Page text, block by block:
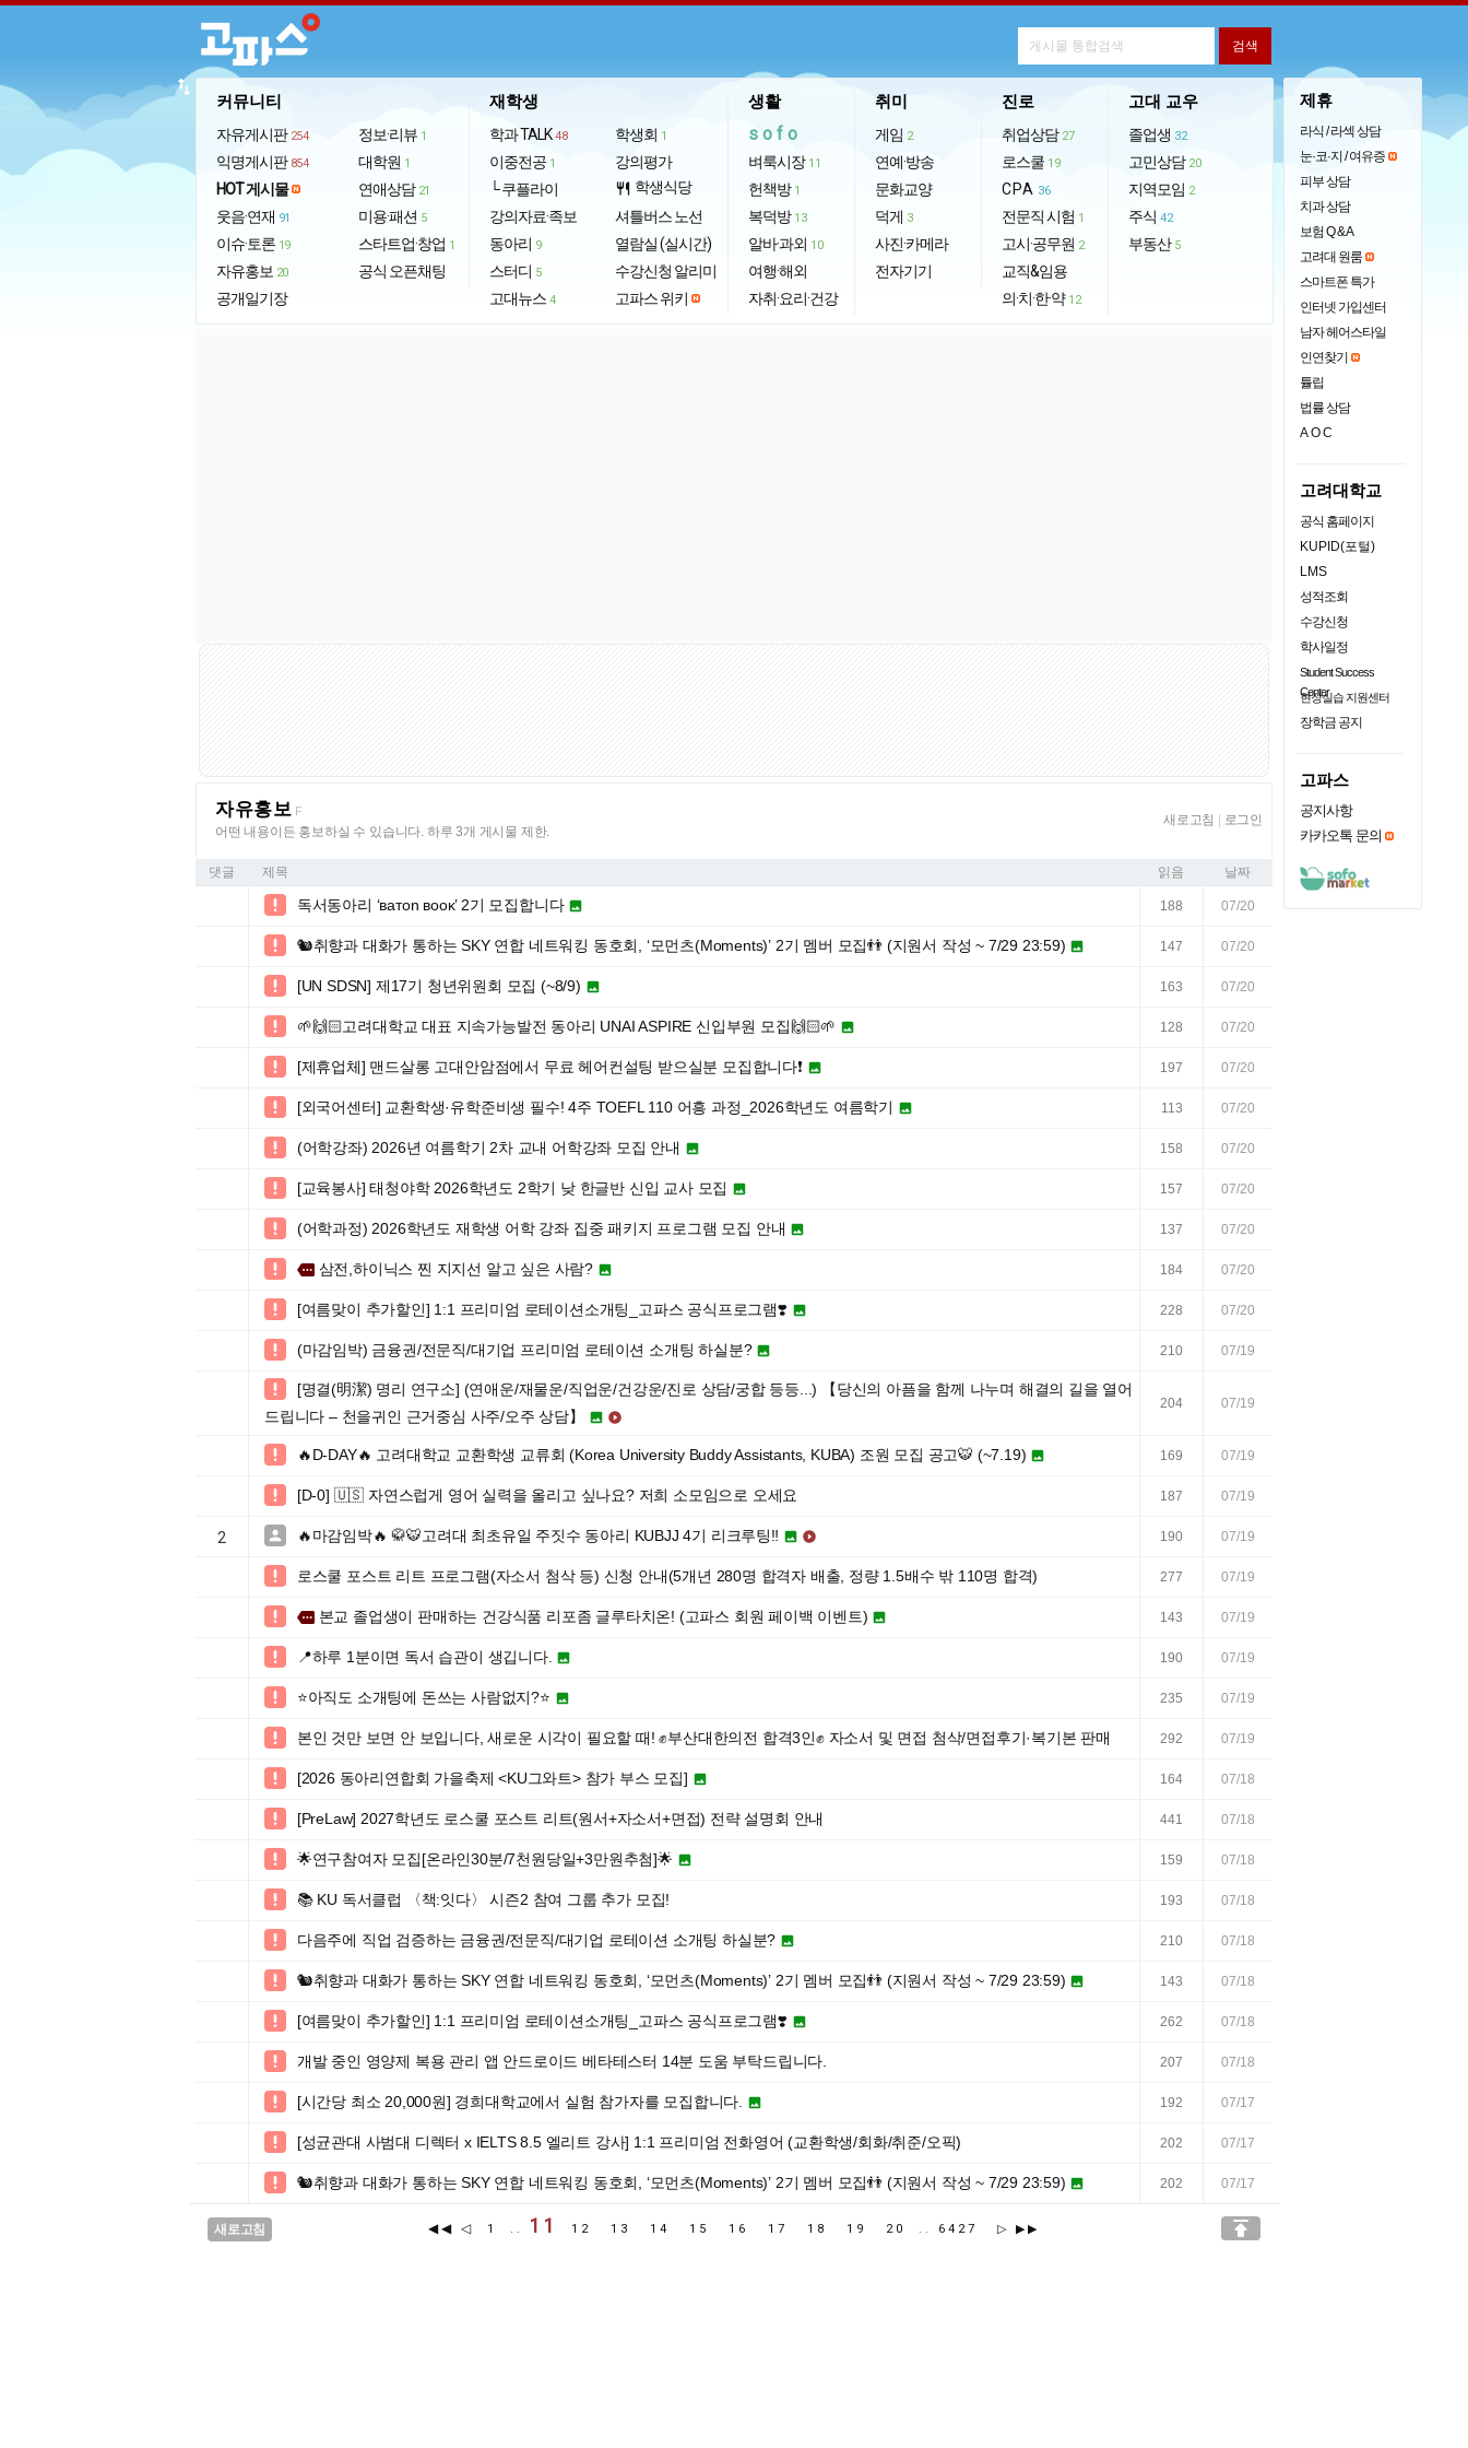
커뮤니티
자유게시판 254
익명게시판 854
HOT 게시물
웃음·연재 91
이슈·토론 19
자유홍보 20
공개일기장
정보·리뷰 1
대학원 1
연애상담 21
미용·패션 5
스타트업·창업 1
공식 오픈채팅
재학생
학과 TALK 48
이중전공 1
└ 쿠플라이
강의자료·족보
동아리 9
스터디 5
고대뉴스 4
학생회 1
강의평가
restaurant 학생식당
셔틀버스 노선
열람실 (실시간)
수강신청 알리미
고파스 위키
생활
sofo
벼룩시장 11
헌책방 1
복덕방 13
알바·과외 10
여행·해외
자취·요리·건강
취미
게임 2
연예·방송
문화교양
덕게 3
사진·카메라
전자기기
진로
취업상담 27
로스쿨 19
CPA 36
전문직 시험 1
고시·공무원 2
교직&임용
의·치·한·약 12
고대 교우
졸업생 32
고민상담 20
지역모임 2
주식 42
부동산 5
import_export
자유홍보 F
어떤 내용이든 홍보하실 수 있습니다. 하루 3개 게시물 제한.
새로고침 로그인
댓글 제목 읽음 날짜
 독서동아리 ‘вaтon вooĸ’ 2기 모집합니다  188 07/20
 🐿️취향과 대화가 통하는 SKY 연합 네트워킹 동호회, ‘모먼츠(Moments)’ 2기 멤버 모집👬 (지원서 작성 ~ 7/29 23:59)  147 07/20
 [UN SDSN] 제17기 청년위원회 모집 (~8/9)  163 07/20
 🌱🙌🏻고려대학교 대표 지속가능발전 동아리 UNAI ASPIRE 신입부원 모집🙌🏻🌱  128 07/20
 [제휴업체] 맨드살롱 고대안암점에서 무료 헤어컨설팅 받으실분 모집합니다❗️  197 07/20
 [외국어센터] 교환학생·유학준비생 필수! 4주 TOEFL 110 어흥 과정_2026학년도 여름학기  113 07/20
 (어학강좌) 2026년 여름학기 2차 교내 어학강좌 모집 안내  158 07/20
 [교육봉사] 태청야학 2026학년도 2학기 낮 한글반 신입 교사 모집  157 07/20
 (어학과정) 2026학년도 재학생 어학 강좌 집중 패키지 프로그램 모집 안내  137 07/20
 more 삼전,하이닉스 찐 지지선 알고 싶은 사람?  184 07/20
 [여름맞이 추가할인] 1:1 프리미엄 로테이션소개팅_고파스 공식프로그램❣️  228 07/20
 (마감임박) 금융권/전문직/대기업 프리미엄 로테이션 소개팅 하실분?  210 07/19

[명결(明潔) 명리 연구소] (연애운/재물운/직업운/건강운/진로 상담/궁합 등등...) 【당신의 아픔을 함께 나누며 해결의 길을 열어
드립니다 – 천을귀인 근거중심 사주/오주 상담】
 
204 07/19
 🔥D-DAY🔥 고려대학교 교환학생 교류회 (Korea University Buddy Assistants, KUBA) 조원 모집 공고🐯 (~7.19)  169 07/19
 [D-0] 🇺🇸 자연스럽게 영어 실력을 올리고 싶나요? 저희 소모임으로 오세요 187 07/19
2  🔥마감임박🔥 🥋🐯고려대 최초유일 주짓수 동아리 KUBJJ 4기 리크루팅‼️   190 07/19
 로스쿨 포스트 리트 프로그램(자소서 첨삭 등) 신청 안내(5개년 280명 합격자 배출, 정량 1.5배수 밖 110명 합격) 277 07/19
 more 본교 졸업생이 판매하는 건강식품 리포좀 글루타치온! (고파스 회원 페이백 이벤트)  143 07/19
 📍하루 1분이면 독서 습관이 생깁니다.  190 07/19
 ⭐️아직도 소개팅에 돈쓰는 사람없지?⭐️  235 07/19
 본인 것만 보면 안 보입니다, 새로운 시각이 필요할 때! ✊부산대한의전 합격3인✊ 자소서 및 면접 첨삭/면접후기·복기본 판매 292 07/19
 [2026 동아리연합회 가을축제 <KU그와트> 참가 부스 모집]  164 07/18
 [PreLaw] 2027학년도 로스쿨 포스트 리트(원서+자소서+면접) 전략 설명회 안내 441 07/18
 🌟연구참여자 모집[온라인30분/7천원당일+3만원추첨]🌟  159 07/18
 📚 KU 독서클럽 〈책:잇다〉 시즌2 참여 그룹 추가 모집! 193 07/18
 다음주에 직업 검증하는 금융권/전문직/대기업 로테이션 소개팅 하실분?  210 07/18
 🐿️취향과 대화가 통하는 SKY 연합 네트워킹 동호회, ‘모먼츠(Moments)’ 2기 멤버 모집👬 (지원서 작성 ~ 7/29 23:59)  143 07/18
 [여름맞이 추가할인] 1:1 프리미엄 로테이션소개팅_고파스 공식프로그램❣️  262 07/18
 개발 중인 영양제 복용 관리 앱 안드로이드 베타테스터 14분 도움 부탁드립니다. 207 07/18
 [시간당 최소 20,000원] 경희대학교에서 실험 참가자를 모집합니다.  192 07/17
 [성균관대 사범대 디렉터 x IELTS 8.5 엘리트 강사] 1:1 프리미엄 전화영어 (교환학생/회화/취준/오픽) 202 07/17
 🐿️취향과 대화가 통하는 SKY 연합 네트워킹 동호회, ‘모먼츠(Moments)’ 2기 멤버 모집👬 (지원서 작성 ~ 7/29 23:59)  202 07/17
새로고침 ◀◀ ◁ 1 .. 11 12 13 14 15 16 17 18 19 20 .. 6427 ▷ ▶▶ 
제휴
라식 / 라섹 상담
눈·코·지 / 여유증
피부 상담
치과 상담
보험 Q & A
고려대 원룸
스마트폰 특가
인터넷 가입센터
남자 헤어스타일
인연찾기
튤립
법률 상담
AOC
고려대학교
공식 홈페이지
KUPID(포털)
LMS
성적조회
수강신청
학사일정
Student Success
Center
현장실습 지원센터
장학금 공지
고파스
공지사항
카카오톡 문의